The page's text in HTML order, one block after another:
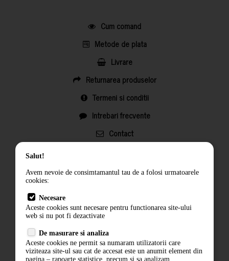
Cum comand
Metode de plata
Livrare
Returnarea produselor
Termeni si conditii
Intrebari frecvente
Contact
Termeni si conditii
ANPC
Salut!
Avem nevoie de consimtamantul tau de a folosi urmatoarele
cookies:
Necesare
Aceste cookies sunt necesare pentru functionarea site-ului
web si nu pot fi dezactivate
De masurare si analiza
Aceste cookies ne permit sa numaram utilizatorii care
viziteaza site-ul sau cat de accesat este un anumit element din
pagina – rapoarte statistice, precum si sa analizam